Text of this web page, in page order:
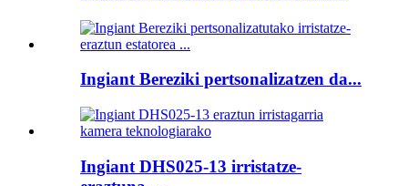
Ingiant Bereziki pertsonalizatzen da...
Ingiant DHS025-13 irristatze-